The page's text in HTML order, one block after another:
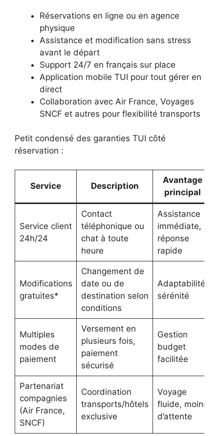
Réservations en ligne ou en agence
physique
Assistance et modification sans stress
avant le départ
Support 24/7 en français sur place
Application mobile TUI pour tout gérer en
direct
Collaboration avec Air France, Voyages
SNCF et autres pour flexibilité transports
Petit condensé des garanties TUI côté
réservation :
Service Description
Avantage
principal
Service client
24h/24
Contact
téléphonique ou
chat à toute
heure
Assistance
immédiate,
réponse
rapide
Modifications
gratuites*
Changement de
date ou de
destination selon
conditions
Adaptabilité,
sérénité
Multiples
modes de
paiement
Versement en
plusieurs fois,
paiement
sécurisé
Gestion
budget
facilitée
Partenariat
compagnies
(Air France,
SNCF)
Coordination
transports/hôtels
exclusive
Voyage
fluide, moins
d’attente